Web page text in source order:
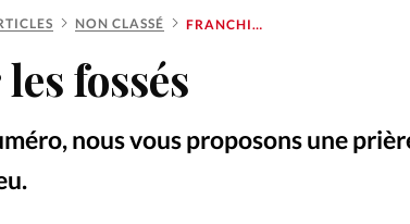
chrétienne
Chronique
NON CLASSÉ FRANCHIR LES FOSSÉS
fossés
nous vous proposons une